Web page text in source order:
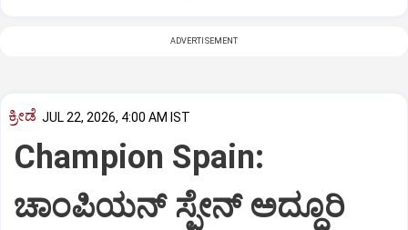
ADVERTISEMENT
ಕ್ರೀಡೆ JUL 22, 2026, 4:00 AM IST
Champion Spain:
ಚಾಂಪಿಯನ್‌ ಸ್ಪೇನ್‌ ಅದ್ಧೂರಿ